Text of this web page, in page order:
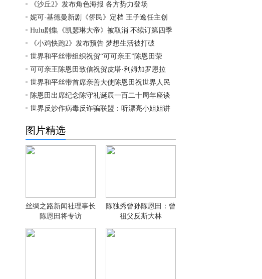
《沙丘2》发布角色海报 各方势力登场
妮可·基德曼新剧《侨民》定档 王子逸任主创
Hulu剧集《凯瑟琳大帝》被取消 不续订第四季
《小鸡快跑2》发布预告 梦想生活被打破
世界和平丝带组织祝贺“可可亲王”陈恩田荣
可可亲王陈恩田致信祝贺皮塔·利姆加罗恩拉
世界和平丝带首席亲善大使陈恩田祝世界人民
陈恩田出席纪念陈守礼诞辰一百二十周年座谈
世界反炒作病毒反诈骗联盟：听漂亮小姐姐讲
图片精选
丝绸之路新闻社理事长
陈恩田将专访
陈独秀曾孙陈恩田：曾
祖父反斯大林